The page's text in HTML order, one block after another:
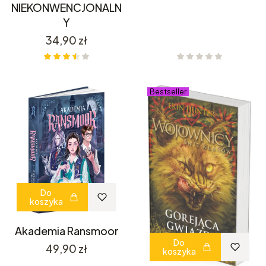
NIEKONWENCJONALN
Y
Cena
34,90 zł
Do
koszyka
Akademia Ransmoor
Cena
49,90 zł
Bestseller
Do
koszyka